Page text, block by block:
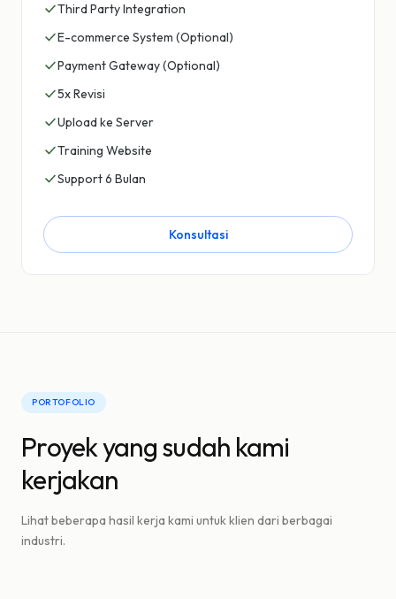
Third Party Integration
E-commerce System (Optional)
Payment Gateway (Optional)
5x Revisi
Upload ke Server
Training Website
Support 6 Bulan
Konsultasi
PORTOFOLIO
Proyek yang sudah kami
kerjakan
Lihat beberapa hasil kerja kami untuk klien dari berbagai
industri.